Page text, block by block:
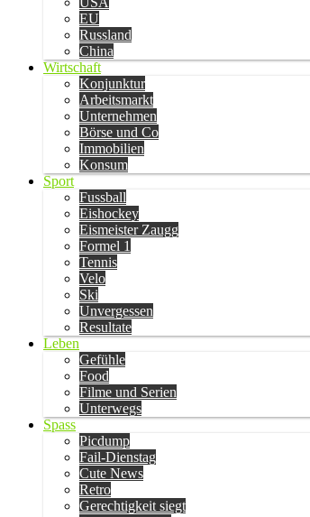
EU
Russland
China
Wirtschaft
Konjunktur
Arbeitsmarkt
Unternehmen
Börse und Co
Immobilien
Konsum
Sport
Fussball
Eishockey
Eismeister Zaugg
Formel 1
Tennis
Velo
Ski
Unvergessen
Resultate
Leben
Gefühle
Food
Filme und Serien
Unterwegs
Spass
Picdump
Fail-Dienstag
Cute News
Retro
Gerechtigkeit siegt